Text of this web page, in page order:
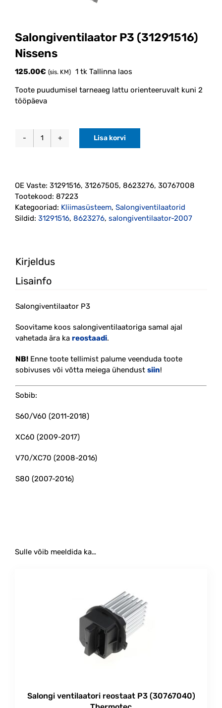
Salongiventilaator P3 (31291516)
Nissens
125.00€ (sis. KM) 1 tk Tallinna laos
Toote puudumisel tarneaeg lattu orienteeruvalt kuni 2
tööpäeva
Salongiventilaator
kogus
Lisa korvi
OE Vaste: 31291516, 31267505, 8623276, 30767008
Tootekood: 87223
Kategooriad: Kliimasüsteem, Salongiventilaatorid
Sildid: 31291516, 8623276, salongiventilaator-2007
Kirjeldus
Lisainfo
Salongiventilaator P3
Soovitame koos salongiventilaatoriga samal ajal
vahetada ära ka reostaadi.
NB! Enne toote tellimist palume veenduda toote
sobivuses või võtta meiega ühendust siin!
Sobib:
S60/V60 (2011-2018)
XC60 (2009-2017)
V70/XC70 (2008-2016)
S80 (2007-2016)
Sulle võib meeldida ka…
Salongi ventilaatori reostaat P3 (30767040)